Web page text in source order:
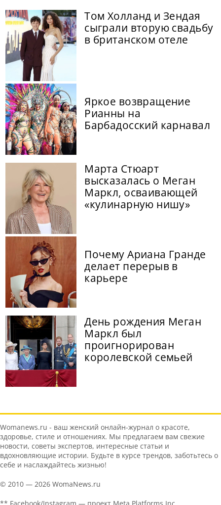
Том Холланд и Зендая
сыграли вторую свадьбу
в британском отеле
Яркое возвращение
Рианны на
Барбадосский карнавал
Марта Стюарт
высказалась о Меган
Маркл, осваивающей
«кулинарную нишу»
Почему Ариана Гранде
делает перерыв в
карьере
День рождения Меган
Маркл был
проигнорирован
королевской семьей
Womanews.ru - ваш женский онлайн-журнал о красоте,
здоровье, стиле и отношениях. Мы предлагаем вам свежие
новости, советы экспертов, интересные статьи и
вдохновляющие истории. Будьте в курсе трендов, заботьтесь о
себе и наслаждайтесь жизнью!
© 2010 — 2026 WomaNews.ru